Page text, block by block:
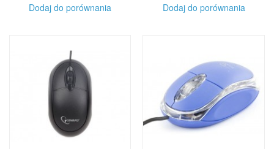
Dodaj do porównania Dodaj do porównania